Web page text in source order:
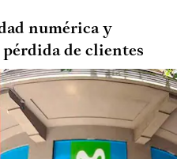
numérica y
de clientes